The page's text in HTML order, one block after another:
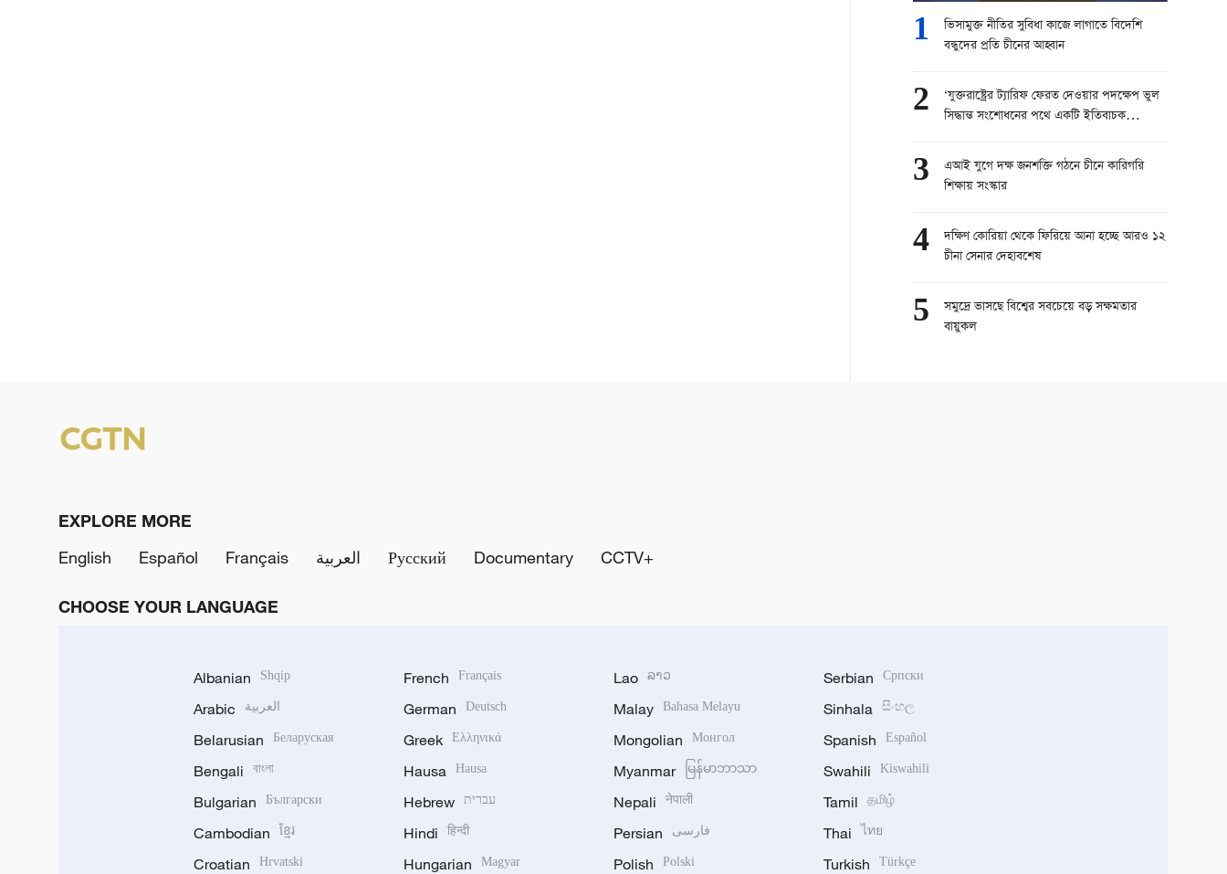
1
ভিসামুক্ত নীতির সুবিধা কাজে লাগাতে বিদেশি
বন্ধুদের প্রতি চীনের আহ্বান
2
‘যুক্তরাষ্ট্রের ট্যারিফ ফেরত দেওয়ার পদক্ষেপ ভুল
সিদ্ধান্ত সংশোধনের পথে একটি ইতিবাচক
3
এআই যুগে দক্ষ জনশক্তি গঠনে চীনে কারিগরি
শিক্ষায় সংস্কার
4
দক্ষিণ কোরিয়া থেকে ফিরিয়ে আনা হচ্ছে আরও ১২
চীনা সেনার দেহাবশেষ
5
সমুদ্রে ভাসছে বিশ্বের সবচেয়ে বড় সক্ষমতার
বায়ুকল
EXPLORE MORE
English
Español Français العربية Русский Documentary CCTV+
CHOOSE YOUR LANGUAGE
Albanian Shqip
Arabic العربية
Belarusian Беларуская
Bengali বাংলা
Bulgarian Български
Cambodian ខ្មែរ
Croatian Hrvatski
French Français
German Deutsch
Greek Ελληνικά
Hausa Hausa
Hebrew עברית
Hindi हिन्दी
Hungarian Magyar
Lao ລາວ
Malay Bahasa Melayu
Mongolian Монгол
Myanmar မြန်မာဘာသာ
Nepali नेपाली
Persian فارسی
Polish Polski
Serbian Српски
Sinhala සිංහල
Spanish Español
Swahili Kiswahili
Tamil தமிழ்
Thai ไทย
Turkish Türkçe